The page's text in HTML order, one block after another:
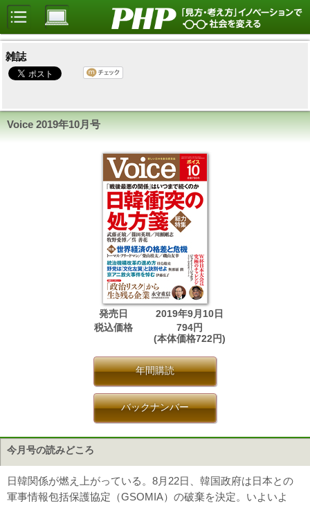
雑誌
Voice 2019年10月号
発売日
2019年9月10日
税込価格
794円
(本体価格722円)
年間購読
バックナンバー
今月号の読みどころ
日韓関係が燃え上がっている。8月22日、韓国政府は日本との
軍事情報包括保護協定（GSOMIA）の破棄を決定。いよいよ